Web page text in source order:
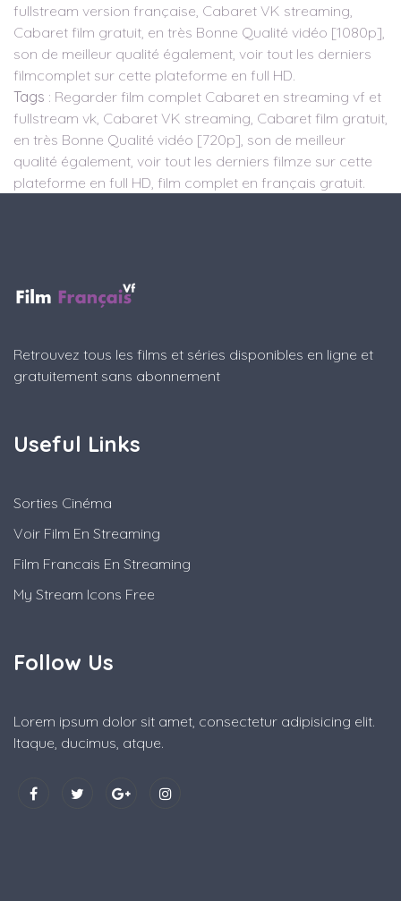
fullstream version française, Cabaret VK streaming,
Cabaret film gratuit, en très Bonne Qualité vidéo [1080p],
son de meilleur qualité également, voir tout les derniers
filmcomplet sur cette plateforme en full HD.
Tags : Regarder film complet Cabaret en streaming vf et
fullstream vk, Cabaret VK streaming, Cabaret film gratuit,
en très Bonne Qualité vidéo [720p], son de meilleur
qualité également, voir tout les derniers filmze sur cette
plateforme en full HD, film complet en français gratuit.
Retrouvez tous les films et séries disponibles en ligne et
gratuitement sans abonnement
Useful Links
Sorties Cinéma
Voir Film En Streaming
Film Francais En Streaming
My Stream Icons Free
Follow Us
Lorem ipsum dolor sit amet, consectetur adipisicing elit.
Itaque, ducimus, atque.